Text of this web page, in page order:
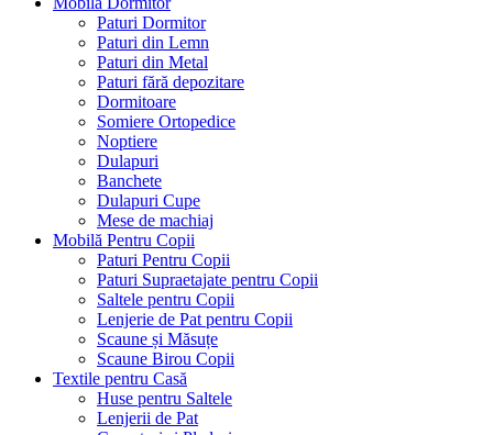
Paturi Dormitor
Paturi din Lemn
Paturi din Metal
Paturi fără depozitare
Dormitoare
Somiere Ortopedice
Noptiere
Dulapuri
Banchete
Dulapuri Cupe
Mese de machiaj
Mobilă Pentru Copii
Paturi Pentru Copii
Paturi Supraetajate pentru Copii
Saltele pentru Copii
Lenjerie de Pat pentru Copii
Scaune și Măsuțe
Scaune Birou Copii
Textile pentru Casă
Huse pentru Saltele
Lenjerii de Pat